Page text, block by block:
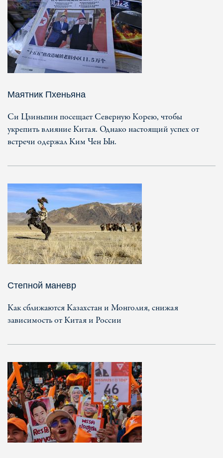
Маятник Пхеньяна
Си Цзиньпин посещает Северную Корею, чтобы
укрепить влияние Китая. Однако настоящий успех от
встречи одержал Ким Чен Ын.
Степной маневр
Как сближаются Казахстан и Монголия, снижая
зависимость от Китая и России